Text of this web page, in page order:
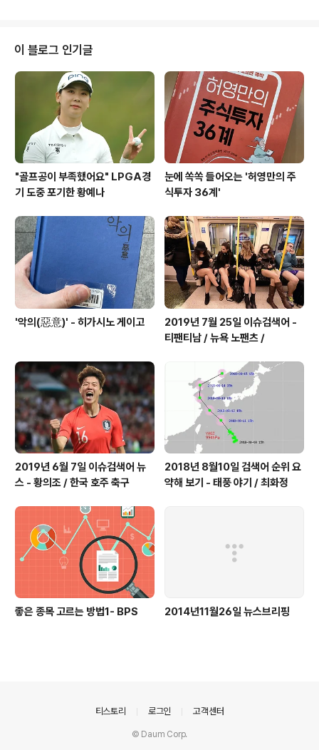
사적 동원"이라고 우려했습니다. 한편 유엔 주재 러시아 부
대사인 드미트리 폴란스키는 이날 BBC방송에 "(러시아군
배치 병력에 관한)모든 추정은 서방 동료들의 머릿속에서
일어나고 있는 것"이라며 "영국과 미국 정보기관으로부터
나온 이 같은 수치를 믿지 않는다"고 밝혔습니다. 서방은
러시아 전투 병력 외에도 지원 병력..
이 블로그 인기글
"골프공이 부족했어요" LPGA경
기 도중 포기한 황예나
눈에 쏙쏙 들어오는 '허영만의 주
식투자 36계'
'악의(惡意)' - 히가시노 게이고
2019년 7월 25일 이슈검색어 -
티팬티남 / 뉴욕 노팬츠 /
2019년 6월 7일 이슈검색어 뉴
스 - 황의조 / 한국 호주 축구
2018년 8월10일 검색어 순위 요
약해 보기 - 태풍 야기 / 최화정
좋은 종목 고르는 방법1- BPS 2014년11월26일 뉴스브리핑
티스토리 로그인 고객센터
© Daum Corp.